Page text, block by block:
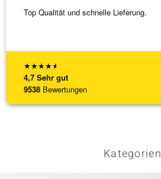
★★★★★
4,7 Sehr gut
9538 Bewertungen
Top Qualität und schnelle Lieferung.
Kategorien